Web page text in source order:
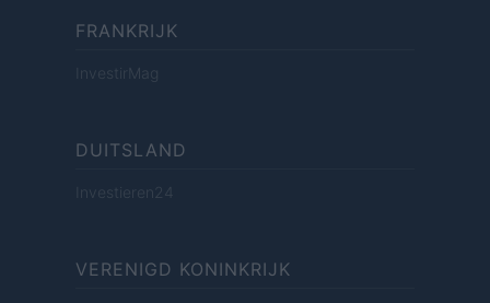
FRANKRIJK
InvestirMag
DUITSLAND
Investieren24
VERENIGD KONINKRIJK